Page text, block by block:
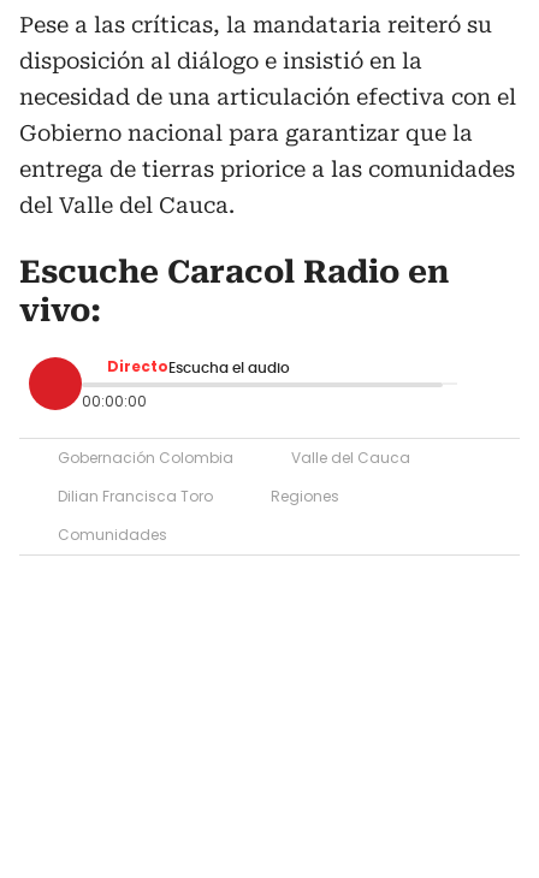
Pese a las críticas, la mandataria reiteró su
disposición al diálogo e insistió en la
necesidad de una articulación efectiva con el
Gobierno nacional para garantizar que la
entrega de tierras priorice a las comunidades
del Valle del Cauca.
Escuche Caracol Radio en
vivo:
Directo Escucha el audio
00:00:00
Gobernación Colombia
Valle del Cauca
Dilian Francisca Toro
Regiones
Comunidades